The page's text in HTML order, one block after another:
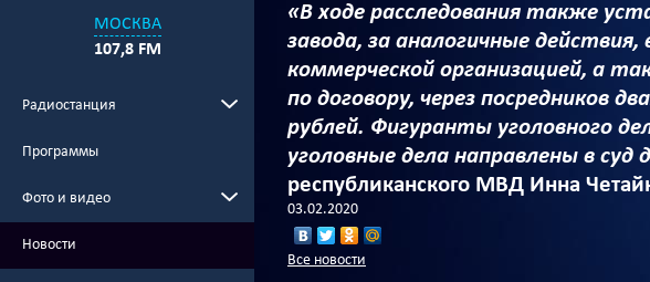
МОСКВА
107,8 FM
Радиостанция
Программы
Фото и видео
Новости
«В ходе расследования также
завода, за аналогичные
коммерческой организацией, а
по договору, через посредников
рублей. Фигуранты уголовного
уголовные дела направлены в
республиканского МВД Инна
03.02.2020
Все новости